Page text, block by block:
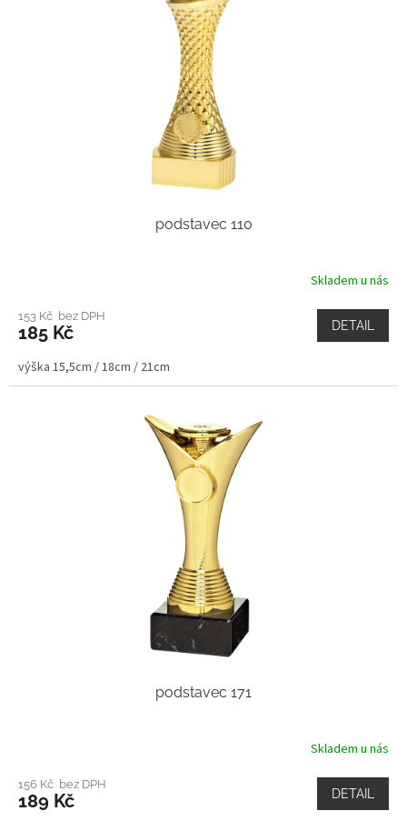
podstavec 110
Skladem u nás
153 Kč bez DPH
185 Kč DETAIL
výška 15,5cm / 18cm / 21cm
podstavec 171
Skladem u nás
156 Kč bez DPH
189 Kč DETAIL